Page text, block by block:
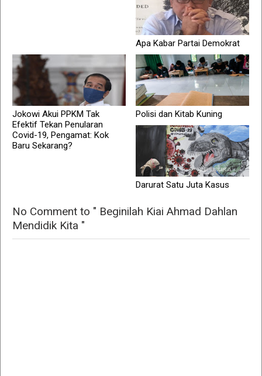
Apa Kabar Partai Demokrat
Jokowi Akui PPKM Tak
Efektif Tekan Penularan
Covid-19, Pengamat: Kok
Baru Sekarang?
Polisi dan Kitab Kuning
Darurat Satu Juta Kasus
No Comment to " Beginilah Kiai Ahmad Dahlan
Mendidik Kita "